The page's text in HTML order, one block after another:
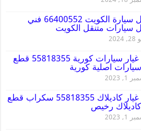
تظليل سيارة الكويت 66400552 فني
سيارات متنقل الكويت
قطع غيار سيارات كورية 55818355 قطع
اصلية كورية
2023
قطع غيار كاديلاك 55818355 سكراب قطع
كاديلاك رخيص
2023